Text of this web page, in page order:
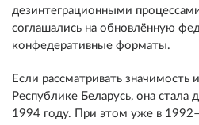
дезинтеграционными
соглашались на обновлённую
конфедеративные форматы.
Если рассматривать значимость
Республике Беларусь, она стала
1994 году. При этом уже в